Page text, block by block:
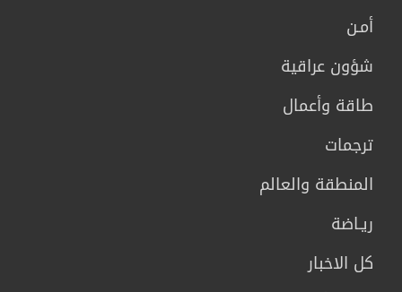
أمـن
شؤون عراقية
طاقة وأعمال
ترجمات
المنطقة والعالم
ريـاضة
كل الاخبار